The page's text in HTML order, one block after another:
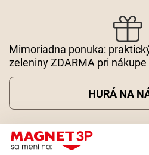
Mimoriadna ponuka:
zeleniny ZDARMA pri
HURÁ NA